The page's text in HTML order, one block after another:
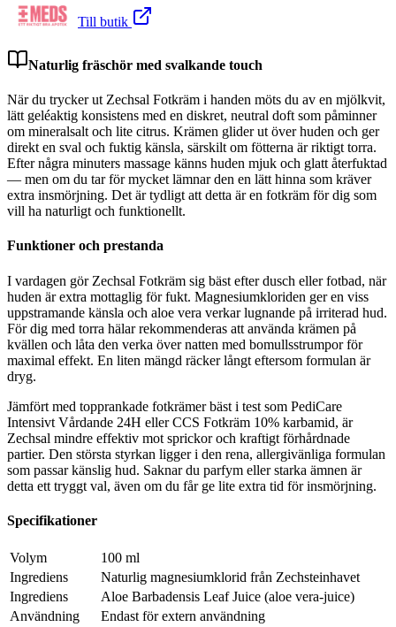
Till butik
Naturlig fräschör med svalkande touch
När du trycker ut Zechsal Fotkräm i handen möts du av en mjölkvit,
lätt geléaktig konsistens med en diskret, neutral doft som påminner
om mineralsalt och lite citrus. Krämen glider ut över huden och ger
direkt en sval och fuktig känsla, särskilt om fötterna är riktigt torra.
Efter några minuters massage känns huden mjuk och glatt återfuktad
— men om du tar för mycket lämnar den en lätt hinna som kräver
extra insmörjning. Det är tydligt att detta är en fotkräm för dig som
vill ha naturligt och funktionellt.
Funktioner och prestanda
I vardagen gör Zechsal Fotkräm sig bäst efter dusch eller fotbad, när
huden är extra mottaglig för fukt. Magnesiumkloriden ger en viss
uppstramande känsla och aloe vera verkar lugnande på irriterad hud.
För dig med torra hälar rekommenderas att använda krämen på
kvällen och låta den verka över natten med bomullsstrumpor för
maximal effekt. En liten mängd räcker långt eftersom formulan är
dryg.
Jämfört med topprankade fotkrämer bäst i test som PediCare
Intensivt Vårdande 24H eller CCS Fotkräm 10% karbamid, är
Zechsal mindre effektiv mot sprickor och kraftigt förhårdnade
partier. Den största styrkan ligger i den rena, allergivänliga formulan
som passar känslig hud. Saknar du parfym eller starka ämnen är
detta ett tryggt val, även om du får ge lite extra tid för insmörjning.
Specifikationer
Volym
100 ml
Ingrediens
Naturlig magnesiumklorid från Zechsteinhavet
Ingrediens
Aloe Barbadensis Leaf Juice (aloe vera-juice)
Användning
Endast för extern användning